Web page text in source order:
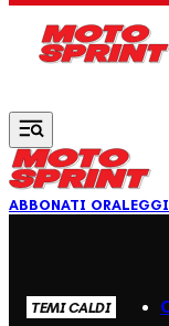
ABBONATI ORA
TEMI CALDI